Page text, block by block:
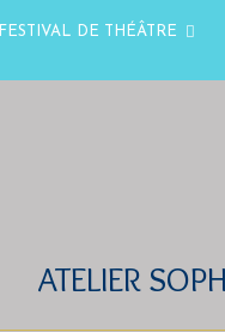
FESTIVAL DE THÉÂTRE
ATELIER